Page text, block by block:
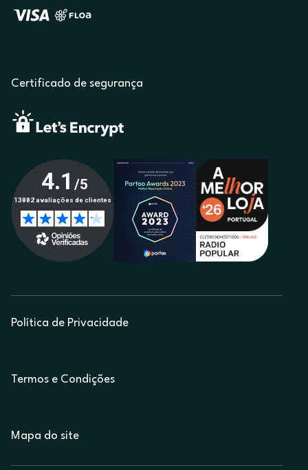
Certificado de segurança
Política de Privacidade
Termos e Condições
Mapa do site